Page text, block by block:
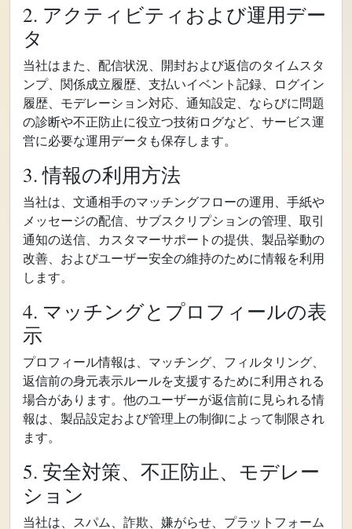
2. アクティビティおよび運用デー
タ
当社はまた、配信状況、開封および返信のタイムスタ
ンプ、関係成立履歴、支払いイベント記録、ログイン
履歴、モデレーション対応、通知設定、ならびに問題
の診断や不正防止に役立つ技術ログなど、サービス運
営に必要な運用データも保存します。
3. 情報の利用方法
当社は、文通相手のマッチングフローの運用、手紙や
メッセージの配信、サブスクリプションの管理、取引
通知の送信、カスタマーサポートの提供、製品挙動の
改善、およびユーザー安全の維持のために情報を利用
します。
4. マッチングとプロフィールの表
示
プロフィール情報は、マッチング、フィルタリング、
返信前の身元表示ルールを支援するために利用される
場合があります。他のユーザーが返信前に見られる情
報は、製品設定および管理上の制御によって制限され
ます。
5. 安全対策、不正防止、モデレー
ション
当社は、スパム、詐欺、嫌がらせ、プラットフォーム